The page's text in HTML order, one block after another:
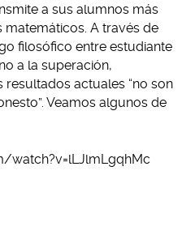
a sus alumnos más
A través de
filosófico entre estudiante
a la superación,
actuales “no son
Veamos algunos de
watch?v=lLJlmLgqhMc